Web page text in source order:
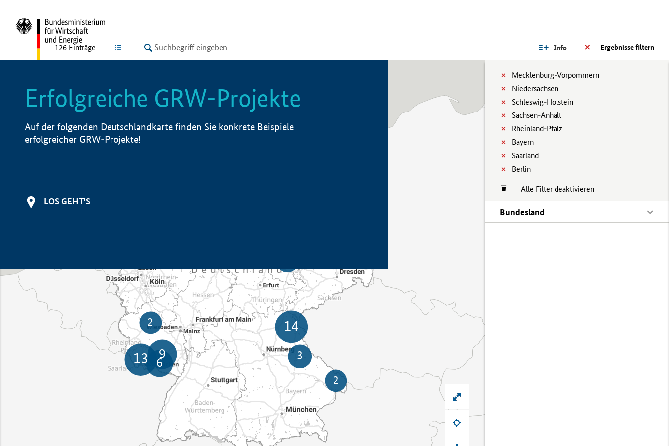
LISTE Ergebnisse filtern
Info
Mecklenburg-Vorpommern
Niedersachsen
Schleswig-Holstein
Sachsen-Anhalt
Rheinland-Pfalz
Bayern
Saarland
Berlin
Alle Filter deaktivieren
Bundesland
126 Einträge
Erfolgreiche GRW-Projekte
Auf der folgenden Deutschlandkarte finden Sie konkrete Beispiele
erfolgreicher GRW-Projekte!
LOS GEHT'S